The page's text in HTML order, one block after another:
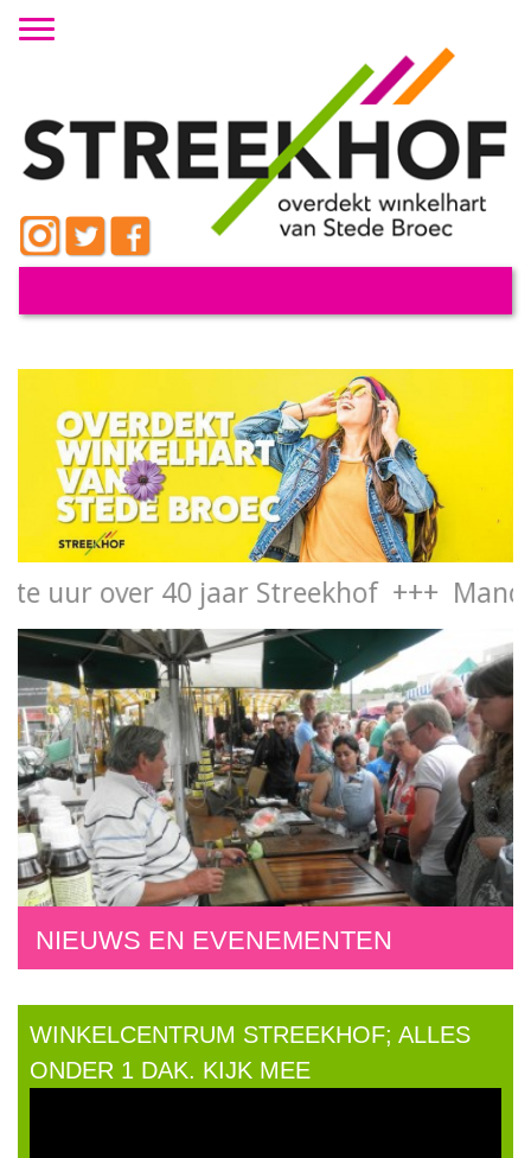
over 40 jaar Streekhof +++ Mandy
NIEUWS EN EVENEMENTEN
WINKELCENTRUM STREEKHOF; ALLES
ONDER 1 DAK. KIJK MEE